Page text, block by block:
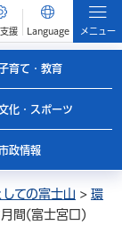
援 Language メニュー
育て・教育
化・スポーツ
政情報
ての富士山 > 環
間(富士宮口)